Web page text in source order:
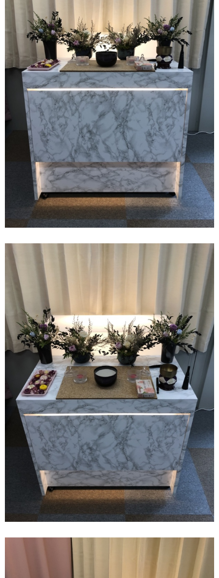
秦野ペットセレモニーとは
料金プラン
ペットが亡くなったら
納骨について
思い出をカタチに
お知らせ